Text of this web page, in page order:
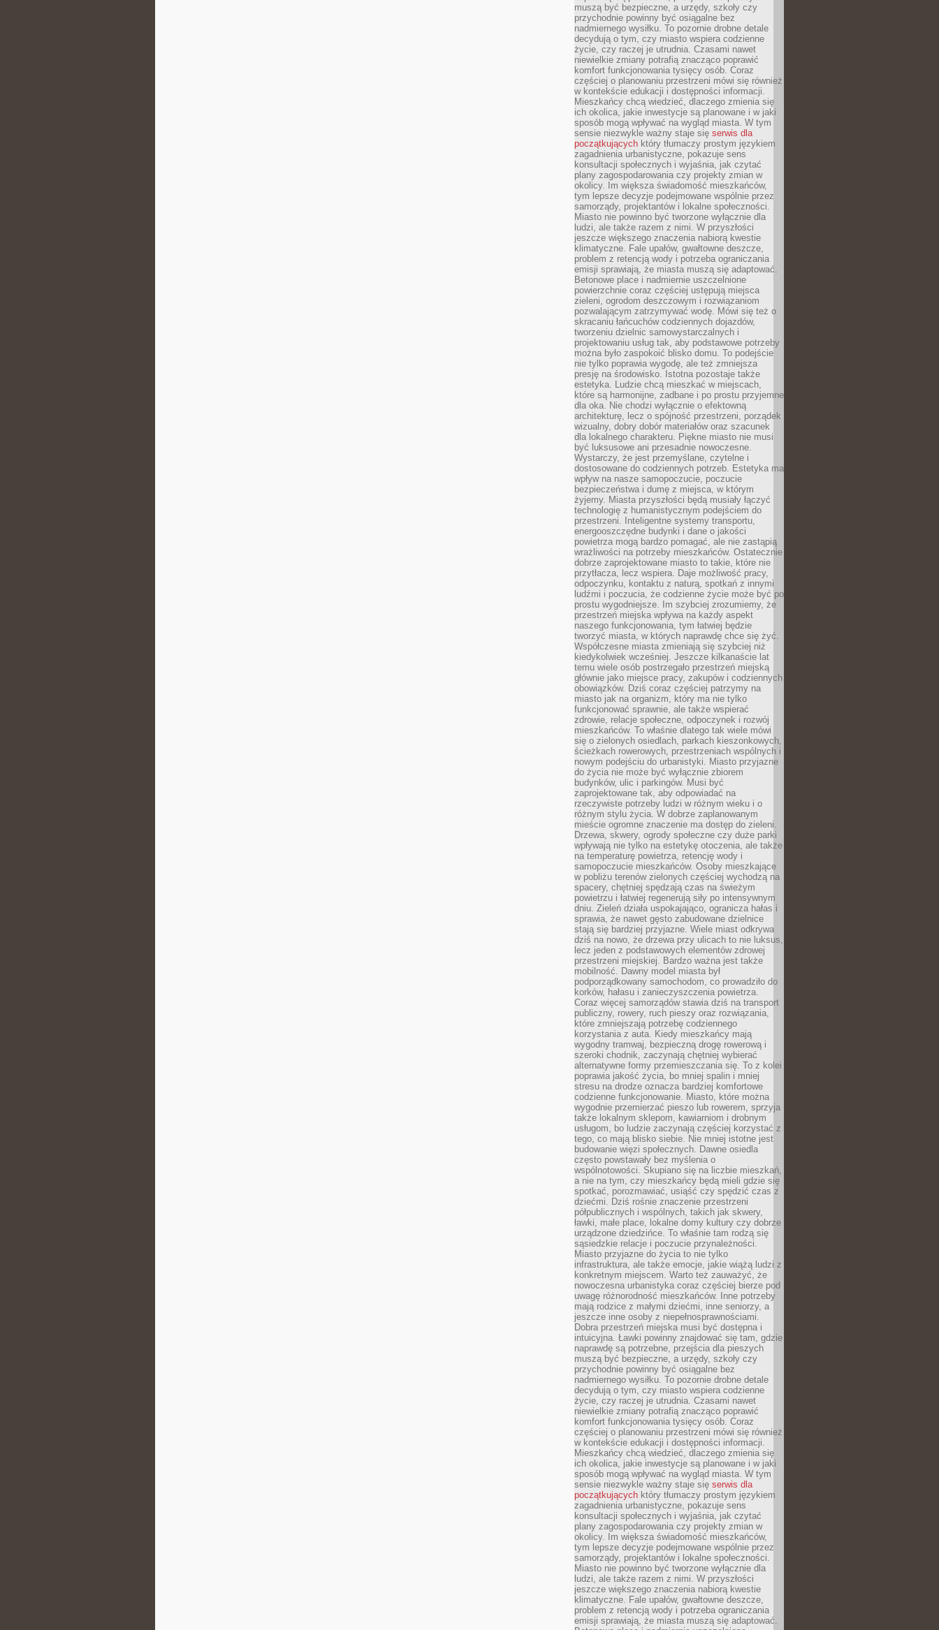
muszą być bezpieczne, a urzędy, szkoły czy
przychodnie powinny być osiągalne bez
nadmiernego wysiłku. To pozornie drobne detale
decydują o tym, czy miasto wspiera codzienne
życie, czy raczej je utrudnia. Czasami nawet
niewielkie zmiany potrafią znacząco poprawić
komfort funkcjonowania tysięcy osób. Coraz
częściej o planowaniu przestrzeni mówi się również
w kontekście edukacji i dostępności informacji.
Mieszkańcy chcą wiedzieć, dlaczego zmienia się
ich okolica, jakie inwestycje są planowane i w jaki
sposób mogą wpływać na wygląd miasta. W tym
sensie niezwykle ważny staje się serwis dla
początkujących który tłumaczy prostym językiem
zagadnienia urbanistyczne, pokazuje sens
konsultacji społecznych i wyjaśnia, jak czytać
plany zagospodarowania czy projekty zmian w
okolicy. Im większa świadomość mieszkańców,
tym lepsze decyzje podejmowane wspólnie przez
samorządy, projektantów i lokalne społeczności.
Miasto nie powinno być tworzone wyłącznie dla
ludzi, ale także razem z nimi. W przyszłości
jeszcze większego znaczenia nabiorą kwestie
klimatyczne. Fale upałów, gwałtowne deszcze,
problem z retencją wody i potrzeba ograniczania
emisji sprawiają, że miasta muszą się adaptować.
Betonowe place i nadmiernie uszczelnione
powierzchnie coraz częściej ustępują miejsca
zieleni, ogrodom deszczowym i rozwiązaniom
pozwalającym zatrzymywać wodę. Mówi się też o
skracaniu łańcuchów codziennych dojazdów,
tworzeniu dzielnic samowystarczalnych i
projektowaniu usług tak, aby podstawowe potrzeby
można było zaspokoić blisko domu. To podejście
nie tylko poprawia wygodę, ale też zmniejsza
presję na środowisko. Istotna pozostaje także
estetyka. Ludzie chcą mieszkać w miejscach,
które są harmonijne, zadbane i po prostu przyjemne
dla oka. Nie chodzi wyłącznie o efektowną
architekturę, lecz o spójność przestrzeni, porządek
wizualny, dobry dobór materiałów oraz szacunek
dla lokalnego charakteru. Piękne miasto nie musi
być luksusowe ani przesadnie nowoczesne.
Wystarczy, że jest przemyślane, czytelne i
dostosowane do codziennych potrzeb. Estetyka ma
wpływ na nasze samopoczucie, poczucie
bezpieczeństwa i dumę z miejsca, w którym
żyjemy. Miasta przyszłości będą musiały łączyć
technologię z humanistycznym podejściem do
przestrzeni. Inteligentne systemy transportu,
energooszczędne budynki i dane o jakości
powietrza mogą bardzo pomagać, ale nie zastąpią
wrażliwości na potrzeby mieszkańców. Ostatecznie
dobrze zaprojektowane miasto to takie, które nie
przytłacza, lecz wspiera. Daje możliwość pracy,
odpoczynku, kontaktu z naturą, spotkań z innymi
ludźmi i poczucia, że codzienne życie może być po
prostu wygodniejsze. Im szybciej zrozumiemy, że
przestrzeń miejska wpływa na każdy aspekt
naszego funkcjonowania, tym łatwiej będzie
tworzyć miasta, w których naprawdę chce się żyć.
Współczesne miasta zmieniają się szybciej niż
kiedykolwiek wcześniej. Jeszcze kilkanaście lat
temu wiele osób postrzegało przestrzeń miejską
głównie jako miejsce pracy, zakupów i codziennych
obowiązków. Dziś coraz częściej patrzymy na
miasto jak na organizm, który ma nie tylko
funkcjonować sprawnie, ale także wspierać
zdrowie, relacje społeczne, odpoczynek i rozwój
mieszkańców. To właśnie dlatego tak wiele mówi
się o zielonych osiedlach, parkach kieszonkowych,
ścieżkach rowerowych, przestrzeniach wspólnych i
nowym podejściu do urbanistyki. Miasto przyjazne
do życia nie może być wyłącznie zbiorem
budynków, ulic i parkingów. Musi być
zaprojektowane tak, aby odpowiadać na
rzeczywiste potrzeby ludzi w różnym wieku i o
różnym stylu życia. W dobrze zaplanowanym
mieście ogromne znaczenie ma dostęp do zieleni.
Drzewa, skwery, ogrody społeczne czy duże parki
wpływają nie tylko na estetykę otoczenia, ale także
na temperaturę powietrza, retencję wody i
samopoczucie mieszkańców. Osoby mieszkające
w pobliżu terenów zielonych częściej wychodzą na
spacery, chętniej spędzają czas na świeżym
powietrzu i łatwiej regenerują siły po intensywnym
dniu. Zieleń działa uspokajająco, ogranicza hałas i
sprawia, że nawet gęsto zabudowane dzielnice
stają się bardziej przyjazne. Wiele miast odkrywa
dziś na nowo, że drzewa przy ulicach to nie luksus,
lecz jeden z podstawowych elementów zdrowej
przestrzeni miejskiej. Bardzo ważna jest także
mobilność. Dawny model miasta był
podporządkowany samochodom, co prowadziło do
korków, hałasu i zanieczyszczenia powietrza.
Coraz więcej samorządów stawia dziś na transport
publiczny, rowery, ruch pieszy oraz rozwiązania,
które zmniejszają potrzebę codziennego
korzystania z auta. Kiedy mieszkańcy mają
wygodny tramwaj, bezpieczną drogę rowerową i
szeroki chodnik, zaczynają chętniej wybierać
alternatywne formy przemieszczania się. To z kolei
poprawia jakość życia, bo mniej spalin i mniej
stresu na drodze oznacza bardziej komfortowe
codzienne funkcjonowanie. Miasto, które można
wygodnie przemierzać pieszo lub rowerem, sprzyja
także lokalnym sklepom, kawiarniom i drobnym
usługom, bo ludzie zaczynają częściej korzystać z
tego, co mają blisko siebie. Nie mniej istotne jest
budowanie więzi społecznych. Dawne osiedla
często powstawały bez myślenia o
wspólnotowości. Skupiano się na liczbie mieszkań,
a nie na tym, czy mieszkańcy będą mieli gdzie się
spotkać, porozmawiać, usiąść czy spędzić czas z
dziećmi. Dziś rośnie znaczenie przestrzeni
półpublicznych i wspólnych, takich jak skwery,
ławki, małe place, lokalne domy kultury czy dobrze
urządzone dziedzińce. To właśnie tam rodzą się
sąsiedzkie relacje i poczucie przynależności.
Miasto przyjazne do życia to nie tylko
infrastruktura, ale także emocje, jakie wiążą ludzi z
konkretnym miejscem. Warto też zauważyć, że
nowoczesna urbanistyka coraz częściej bierze pod
uwagę różnorodność mieszkańców. Inne potrzeby
mają rodzice z małymi dziećmi, inne seniorzy, a
jeszcze inne osoby z niepełnosprawnościami.
Dobra przestrzeń miejska musi być dostępna i
intuicyjna. Ławki powinny znajdować się tam, gdzie
naprawdę są potrzebne, przejścia dla pieszych
muszą być bezpieczne, a urzędy, szkoły czy
przychodnie powinny być osiągalne bez
nadmiernego wysiłku. To pozornie drobne detale
decydują o tym, czy miasto wspiera codzienne
życie, czy raczej je utrudnia. Czasami nawet
niewielkie zmiany potrafią znacząco poprawić
komfort funkcjonowania tysięcy osób. Coraz
częściej o planowaniu przestrzeni mówi się również
w kontekście edukacji i dostępności informacji.
Mieszkańcy chcą wiedzieć, dlaczego zmienia się
ich okolica, jakie inwestycje są planowane i w jaki
sposób mogą wpływać na wygląd miasta. W tym
sensie niezwykle ważny staje się serwis dla
początkujących który tłumaczy prostym językiem
zagadnienia urbanistyczne, pokazuje sens
konsultacji społecznych i wyjaśnia, jak czytać
plany zagospodarowania czy projekty zmian w
okolicy. Im większa świadomość mieszkańców,
tym lepsze decyzje podejmowane wspólnie przez
samorządy, projektantów i lokalne społeczności.
Miasto nie powinno być tworzone wyłącznie dla
ludzi, ale także razem z nimi. W przyszłości
jeszcze większego znaczenia nabiorą kwestie
klimatyczne. Fale upałów, gwałtowne deszcze,
problem z retencją wody i potrzeba ograniczania
emisji sprawiają, że miasta muszą się adaptować.